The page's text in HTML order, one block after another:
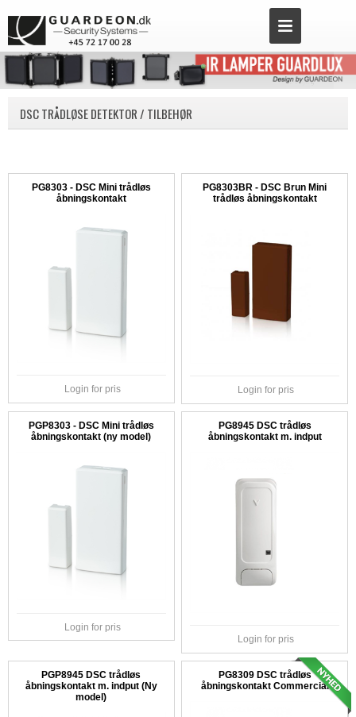
DSC TRÅDLØSE DETEKTOR / TILBEHØR
PG8303 - DSC Mini trådløs
åbningskontakt
Login for pris
PG8303BR - DSC Brun Mini
trådløs åbningskontakt
Login for pris
PGP8303 - DSC Mini trådløs
åbningskontakt (ny model)
Login for pris
PG8945 DSC trådløs
åbningskontakt m. indput
Login for pris
PGP8945 DSC trådløs
åbningskontakt m. indput (Ny
model)
PG8309 DSC trådløs
åbningskontakt Commercial